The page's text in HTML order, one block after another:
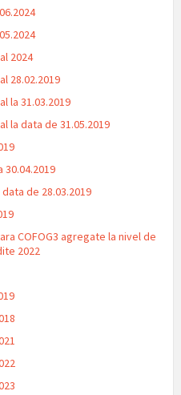
2024
28.02.2019
la 31.03.2019
la data de 31.05.2019
de 28.03.2019
COFOG3 agregate la nivel de
2022